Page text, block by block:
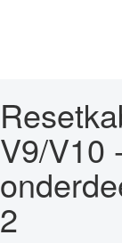
V9/V10
2